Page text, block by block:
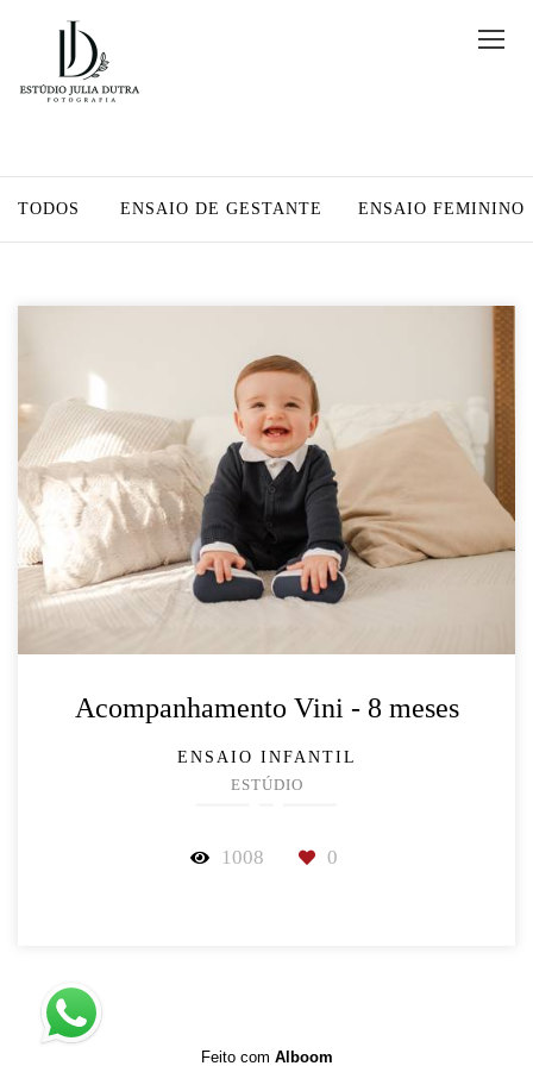
TODOS ENSAIO DE GESTANTE ENSAIO FEMININO
Acompanhamento Vini - 8 meses
ENSAIO INFANTIL
ESTÚDIO
1008 0
Feito com Alboom